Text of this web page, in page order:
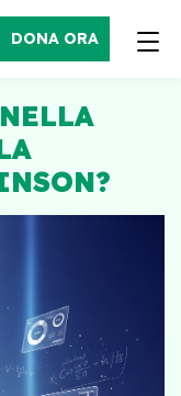
DONA ORA